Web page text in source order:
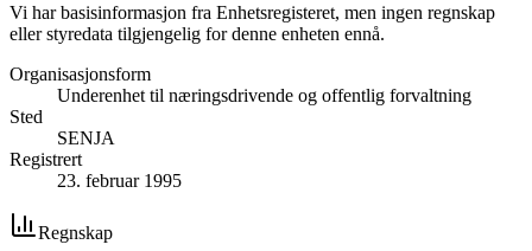
Vi har basisinformasjon fra Enhetsregisteret, men ingen regnskap
eller styredata tilgjengelig for denne enheten ennå.
Organisasjonsform
Underenhet til næringsdrivende og offentlig forvaltning
Sted
SENJA
Registrert
23. februar 1995
Regnskap